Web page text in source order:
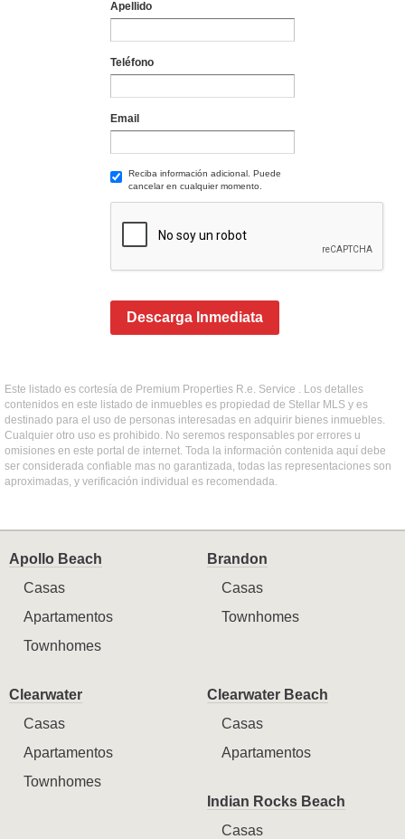
Apellido
Teléfono
Email
Reciba información adicional. Puede
cancelar en cualquier momento.
Descarga Inmediata
Este listado es cortesía de Premium Properties R.e. Service . Los detalles
contenidos en este listado de inmuebles es propiedad de Stellar MLS y es
destinado para el uso de personas interesadas en adquirir bienes inmuebles.
Cualquier otro uso es prohibido. No seremos responsables por errores u
omisiones en este portal de internet. Toda la información contenida aquí debe
ser considerada confiable mas no garantizada, todas las representaciones son
aproximadas, y verificación individual es recomendada.
Apollo Beach
Casas
Apartamentos
Townhomes
Brandon
Casas
Townhomes
Clearwater
Casas
Apartamentos
Townhomes
Clearwater Beach
Casas
Apartamentos
Indian Rocks Beach
Casas